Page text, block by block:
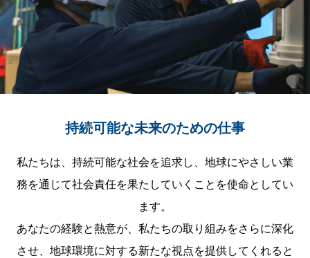
持続可能な未来のための仕事
私たちは、持続可能な社会を追求し、地球にやさしい業
務を通じて社会責任を果たしていくことを使命としてい
ます。
あなたの経験と熱意が、私たちの取り組みをさらに深化
させ、地球環境に対する新たな視点を提供してくれると